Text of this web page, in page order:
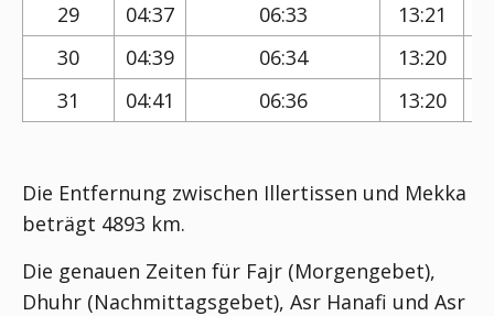
29
04:37 06:33 13:21
30
04:39 06:34 13:20
31
04:41 06:36 13:20
Die Entfernung zwischen Illertissen und Mekka
beträgt 4893 km.
Die genauen Zeiten für Fajr (Morgengebet),
Dhuhr (Nachmittagsgebet), Asr Hanafi und Asr